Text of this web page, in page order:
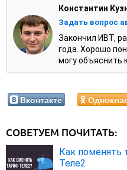
Константин
Задать вопрос
Закончил ИВТ,
года. Хорошо
могу объяснить
Вконтакте
СОВЕТУЕМ ПОЧИТАТЬ:
Как поменять
Теле2